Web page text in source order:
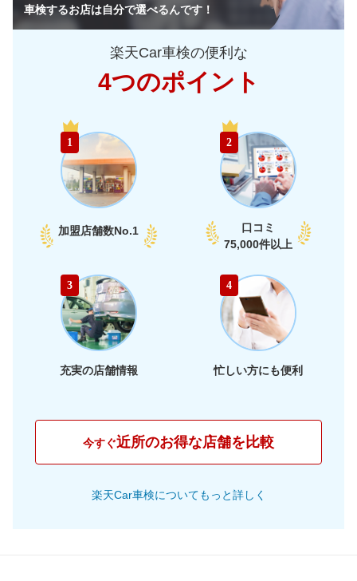
車検するお店は自分で選べるんです！
楽天Car車検の便利な
4つのポイント
1
加盟店舗数No.1
2
口コミ
75,000件以上
3
充実の店舗情報
4
忙しい方にも便利
今すぐ近所のお得な店舗を比較
楽天Car車検についてもっと詳しく